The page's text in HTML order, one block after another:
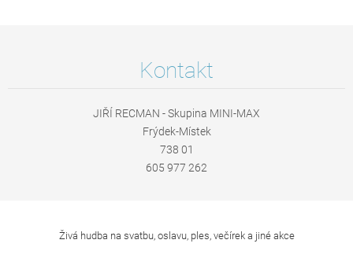
Kontakt
JIŘÍ RECMAN - Skupina MINI-MAX
Frýdek-Místek
738 01
605 977 262
Živá hudba na svatbu, oslavu, ples, večírek a jiné akce